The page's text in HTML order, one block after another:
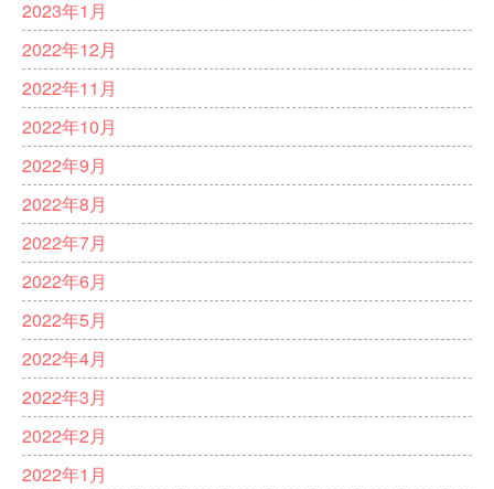
2023年1月
2022年12月
2022年11月
2022年10月
2022年9月
2022年8月
2022年7月
2022年6月
2022年5月
2022年4月
2022年3月
2022年2月
2022年1月